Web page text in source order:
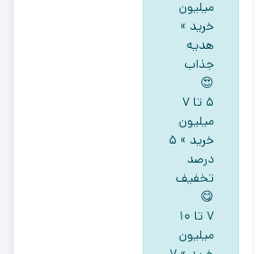
میلیون
خرید »
هدیه
جذاب
😍
5 تا ۷
میلیون
خرید » ۵
درصد
تخفیف
😋
۷ تا ۱۰
میلیون